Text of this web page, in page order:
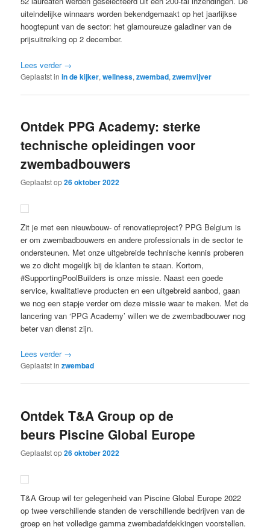
uiteindelijke winnaars worden bekendgemaakt op het jaarlijkse
hoogtepunt van de sector: het glamoureuze galadiner van de
prijsuitreiking op 2 december.
Lees verder →
Geplaatst in in de kijker,wellness,zwembad,zwemvijver
Ontdek PPG Academy: sterke
technische opleidingen voor
zwembadbouwers
Geplaatst op26 oktober 2022
Zit je met een nieuwbouw- of renovatieproject? PPG Belgium is
er om zwembadbouwers en andere professionals in de sector te
ondersteunen. Met onze uitgebreide technische kennis proberen
we zo dicht mogelijk bij de klanten te staan. Kortom,
#SupportingPoolBuilders is onze missie. Naast een goede
service, kwalitatieve producten en een uitgebreid aanbod, gaan
we nog een stapje verder om deze missie waar te maken. Met de
lancering van ‘PPG Academy’ willen we de zwembadbouwer nog
beter van dienst zijn.
Lees verder →
Geplaatst in zwembad
Ontdek T&A Group op de
beurs Piscine Global Europe
Geplaatst op26 oktober 2022
T&A Group wil ter gelegenheid van Piscine Global Europe 2022
op twee verschillende standen de verschillende bedrijven van de
groep en het volledige gamma zwembadafdekkingen voorstellen.